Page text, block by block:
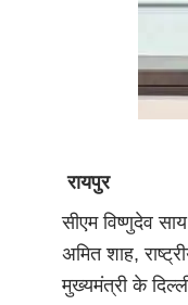
रायपुर
सीएम विष्णुदेव
अमित शाह,
मुख्यमंत्री के